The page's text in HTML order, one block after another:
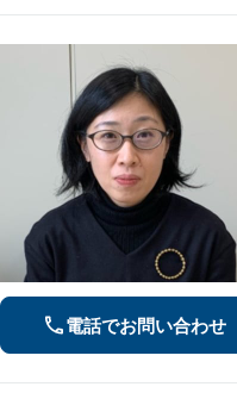
電話でお問い合わせ